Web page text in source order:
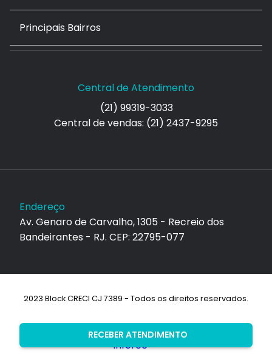
RECEBER ATENDIMENTO
Principais Bairros
Central de Atendimento
(21) 99319-3033
Central de vendas: (21) 2437-9295
Endereço
Av. Genaro de Carvalho, 1305 - Recreio dos
Bandeirantes - RJ. CEP: 22795-077
2023 Block CRECI CJ 7389 - Todos os direitos reservados.